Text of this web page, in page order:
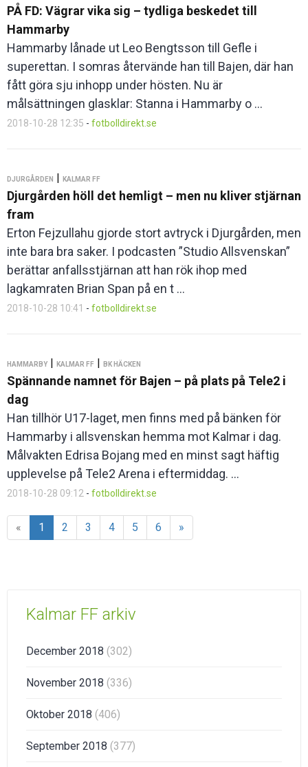
PÅ FD: Vägrar vika sig – tydliga beskedet till
Hammarby
Hammarby lånade ut Leo Bengtsson till Gefle i
superettan. I somras återvände han till Bajen, där han
fått göra sju inhopp under hösten. Nu är
målsättningen glasklar: Stanna i Hammarby o ...
2018-10-28 12:35 - fotbolldirekt.se
DJURGÅRDEN | KALMAR FF
Djurgården höll det hemligt – men nu kliver stjärnan
fram
Erton Fejzullahu gjorde stort avtryck i Djurgården, men
inte bara bra saker. I podcasten ”Studio Allsvenskan”
berättar anfallsstjärnan att han rök ihop med
lagkamraten Brian Span på en t ...
2018-10-28 10:41 - fotbolldirekt.se
HAMMARBY | KALMAR FF | BK HÄCKEN
Spännande namnet för Bajen – på plats på Tele2 i
dag
Han tillhör U17-laget, men finns med på bänken för
Hammarby i allsvenskan hemma mot Kalmar i dag.
Målvakten Edrisa Bojang med en minst sagt häftig
upplevelse på Tele2 Arena i eftermiddag. ...
2018-10-28 09:12 - fotbolldirekt.se
« 1 2 3 4 5 6 »
Kalmar FF arkiv
December 2018 (302)
November 2018 (336)
Oktober 2018 (406)
September 2018 (377)